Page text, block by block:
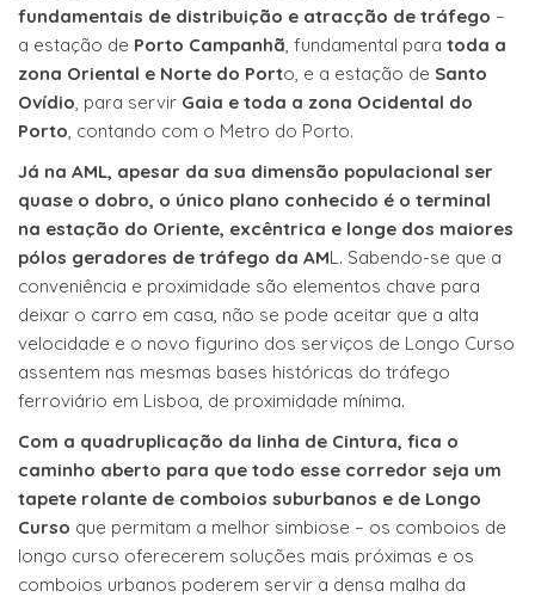
fundamentais de distribuição e atracção de tráfego –
a estação de Porto Campanhã , fundamental para toda a
zona Oriental e Norte do Porto, e a estação de Santo
Ovídio , para servir Gaia e toda a zona Ocidental do
Porto , contando com o Metro do Porto.
Já na AML, apesar da sua dimensão populacional ser
quase o dobro, o único plano conhecido é o terminal
na estação do Oriente, excêntrica e longe dos maiores
pólos geradores de tráfego da AML. Sabendo-se que a
conveniência e proximidade são elementos chave para
deixar o carro em casa, não se pode aceitar que a alta
velocidade e o novo figurino dos serviços de Longo Curso
assentem nas mesmas bases históricas do tráfego
ferroviário em Lisboa, de proximidade mínima.
Com a quadruplicação da linha de Cintura, fica o
caminho aberto para que todo esse corredor seja um
tapete rolante de comboios suburbanos e de Longo
Curso que permitam a melhor simbiose – os comboios de
longo curso oferecerem soluções mais próximas e os
comboios urbanos poderem servir a densa malha da